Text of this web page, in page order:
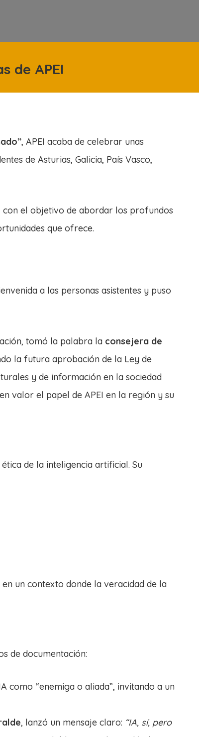
de APEI
, APEI acaba de celebrar unas
de Asturias, Galicia, País Vasco,
con el objetivo de abordar los profundos
que ofrece.
a las personas asistentes y puso
tomó la palabra la consejera de
la futura aprobación de la Ley de
y de información en la sociedad
valor el papel de APEI en la región y su
de la inteligencia artificial. Su
en un contexto donde la veracidad de la
de documentación:
como “enemiga o aliada”, invitando a un
, lanzó un mensaje claro: “IA, sí, pero